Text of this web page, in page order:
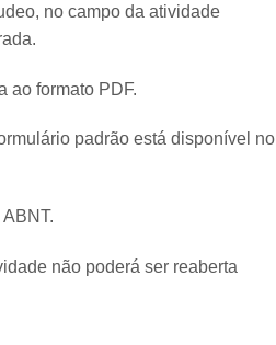
no campo da atividade
ao formato PDF.
padrão está disponível no
não poderá ser reaberta